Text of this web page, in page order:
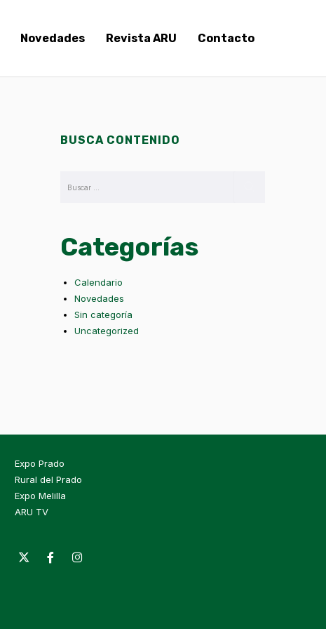
Novedades Revista ARU Contacto
BUSCA CONTENIDO
Categorías
Calendario
Novedades
Sin categoría
Uncategorized
Expo Prado
Rural del Prado
Expo Melilla
ARU TV